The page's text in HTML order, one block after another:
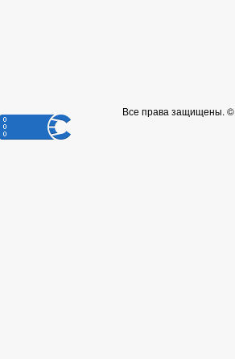
Все права защищены. ©